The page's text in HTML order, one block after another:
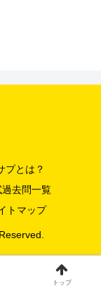
プとは？
過去問一覧
トマップ
トップ